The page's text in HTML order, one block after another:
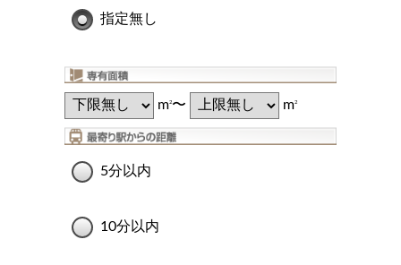
指定無し
m2〜 m2
5分以内
10分以内